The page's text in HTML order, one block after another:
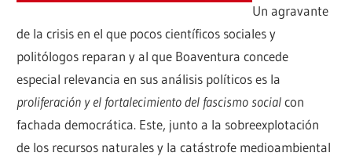
Un agravante
de la crisis en el que pocos científicos sociales y
politólogos reparan y al que Boaventura concede
especial relevancia en sus análisis políticos es la
proliferación y el fortalecimiento del fascismo socialcon
fachada democrática. Este, junto a la sobreexplotación
de los recursos naturales y la catástrofe medioambiental